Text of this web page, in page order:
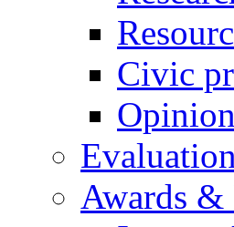
Civic
Awards &